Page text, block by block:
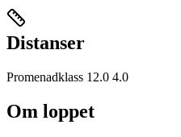
Distanser
Promenadklass 12.0 4.0
Om loppet